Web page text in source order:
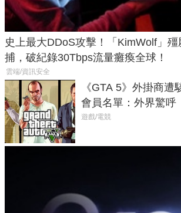
史上最大DDoS攻擊！「KimWolf」
捕，破紀錄30Tbps流量癱瘓全球！
雲端/資訊安全
《GTA 5》外掛商遭
會員名單：外界驚呼
在開掛！」
遊戲/電競